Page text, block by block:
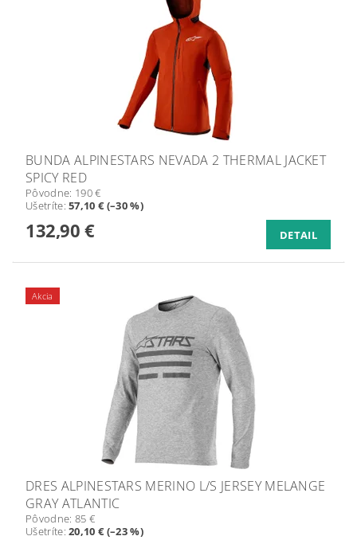
BUNDA ALPINESTARS NEVADA 2 THERMAL JACKET
SPICY RED
Pôvodne: 190 €
Ušetríte:57,10 € (–30 %)
132,90 € DETAIL
Akcia
DRES ALPINESTARS MERINO L/S JERSEY MELANGE
GRAY ATLANTIC
Pôvodne: 85 €
Ušetríte:20,10 € (–23 %)